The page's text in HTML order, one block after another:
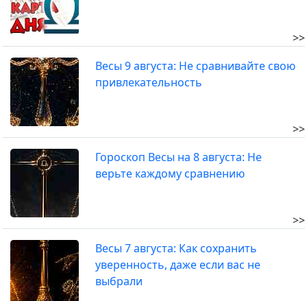
>>
Весы 9 августа: Не сравнивайте свою
привлекательность
>>
Гороскоп Весы на 8 августа: Не
верьте каждому сравнению
>>
Весы 7 августа: Как сохранить
уверенность, даже если вас не
выбрали